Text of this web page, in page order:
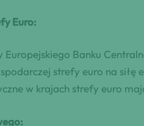
Euro:
Europejskiego Banku
strefy euro na siłę
w krajach strefy euro